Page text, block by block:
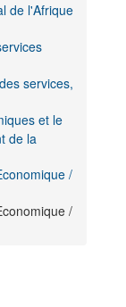
de l'Afrique
services,
et le
de la
/
/